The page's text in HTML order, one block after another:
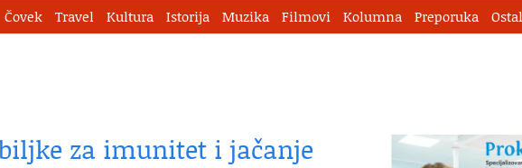
Čovek Travel Kultura Istorija Muzika Filmovi Kolumna Preporuka
za imunitet i jačanje